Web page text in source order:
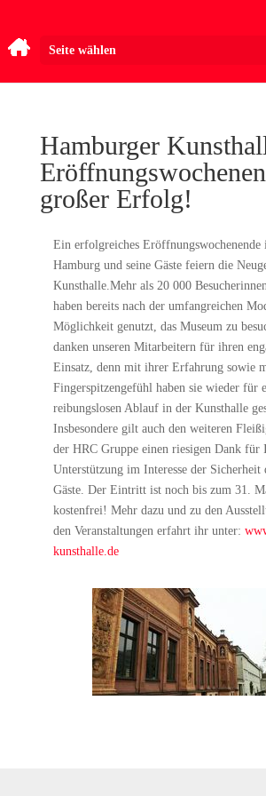
Seite wählen
Hamburger
großer Erfolg!
Ein erfolgreiches Eröffnungswochenende
Hamburg und seine Gäste feiern die
Kunsthalle.Mehr als 20 000
haben bereits nach der umfangreichen
Möglichkeit genutzt, das Museum zu
danken unseren Mitarbeitern für ihren
Einsatz, denn mit ihrer Erfahrung sowie
Fingerspitzengefühl haben sie wieder für
reibungslosen Ablauf in der Kunsthalle
Insbesondere gilt auch den weiteren
der HRC Gruppe einen riesigen Dank für
Unterstützung im Interesse der Sicherheit
Gäste. Der Eintritt ist noch bis zum 31.
kostenfrei! Mehr dazu und zu den
den Veranstaltungen erfahrt ihr unter:
kunsthalle.de